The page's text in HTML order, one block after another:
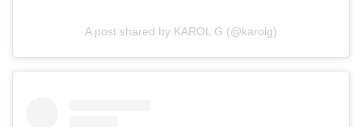
A post shared by KAROL G (@karolg)